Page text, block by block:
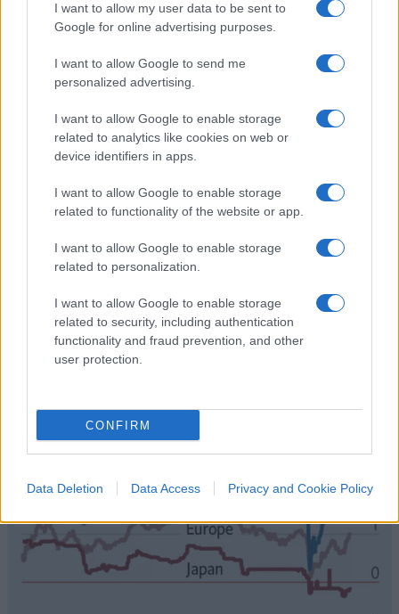
I want to allow my user data to be sent to
Google for online advertising purposes.
I want to allow Google to send me
personalized advertising.
I want to allow Google to enable storage
related to analytics like cookies on web or
device identifiers in apps.
I want to allow Google to enable storage
related to functionality of the website or app.
I want to allow Google to enable storage
related to personalization.
I want to allow Google to enable storage
related to security, including authentication
functionality and fraud prevention, and other
user protection.
CONFIRM
Data Deletion Data Access Privacy and Cookie Policy
quelle tra gli Stati Uniti e la Cina, potrebbero
In secondo luogo,l’aspettativa di inflazione
lavoratori e delle aziende determina l’inflazione
Questa si basa in gran parte sulla crescita dei
prezzi degli anni precedenti, e questo lungo
periodo di bassa inflazione si traduce dunque in
simili previsioni. Il seguente illustra le aspettative
di inflazione di quattro paesi.